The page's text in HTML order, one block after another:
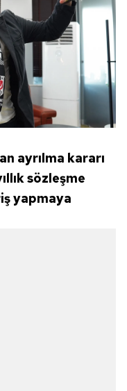
ayrılma kararı
sözleşme
yapmaya